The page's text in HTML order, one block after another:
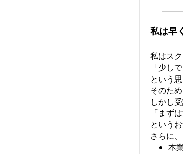
私は早
私はス
「少し
という
そのた
しかし
「まず
という
さらに、
本